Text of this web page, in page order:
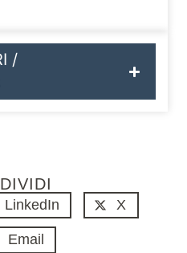
/
LinkedIn X
Email